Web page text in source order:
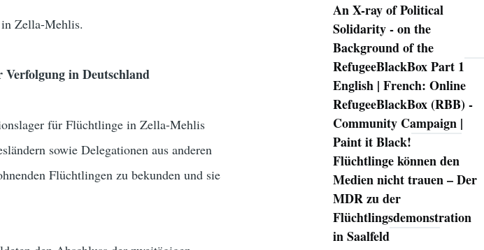
Zella-Mehlis.
in Deutschland
für Flüchtlinge in Zella-Mehlis
sowie Delegationen aus anderen
Flüchtlingen zu bekunden und sie
Navigation
An X-ray of Political
Solidarity - on the
Background of the
RefugeeBlackBox Part 1
English | French: Online
RefugeeBlackBox (RBB) -
Community Campaign |
Paint it Black!
Flüchtlinge können den
Medien nicht trauen – Der
MDR zu der
Flüchtlingsdemonstration
in Saalfeld